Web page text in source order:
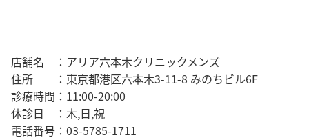
店舗名 ：アリア六本木クリニックメンズ
住所 ：東京都港区六本木3-11-8 みのちビル6F
診療時間：11:00-20:00
休診日 ：木,日,祝
電話番号：03-5785-1711